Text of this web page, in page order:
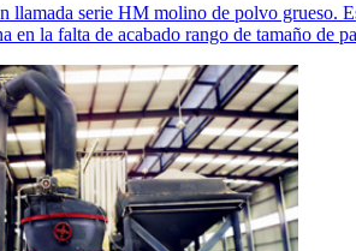
llamada serie HM molino de polvo grueso.
en la falta de acabado rango de tamaño de